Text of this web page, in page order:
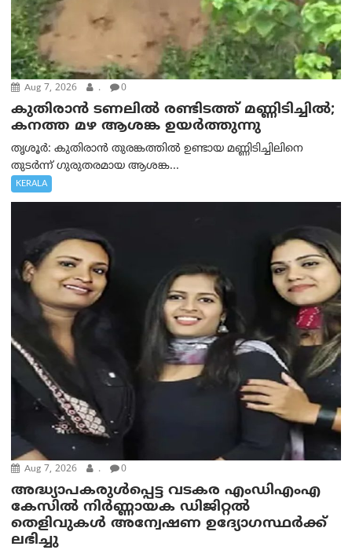
Aug 7, 2026 . 0
കുതിരാൻ ടണലിൽ രണ്ടിടത്ത് മണ്ണിടിച്ചിൽ;
കനത്ത മഴ ആശങ്ക ഉയർത്തുന്നു
തൃശൂർ: കുതിരാൻ തുരങ്കത്തിൽ ഉണ്ടായ മണ്ണിടിച്ചിലിനെ
തുടർന്ന് ഗുരുതരമായ ആശങ്ക...
KERALA
Aug 7, 2026 . 0
അദ്ധ്യാപകരുള്‍പ്പെട്ട വടകര എംഡി‌എം‌എ
കേസില്‍ നിര്‍ണ്ണായക ഡിജിറ്റല്‍
തെളിവുകള്‍ അന്വേഷണ ഉദ്യോഗസ്ഥര്‍ക്ക്
ലഭിച്ചു